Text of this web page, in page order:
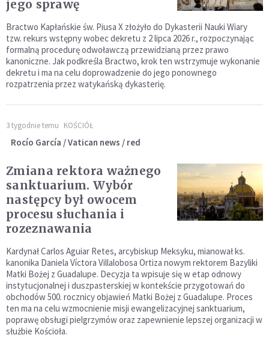
jego sprawę
Bractwo Kapłańskie św. Piusa X złożyło do Dykasterii Nauki Wiary
tzw. rekurs wstępny wobec dekretu z 2 lipca 2026 r., rozpoczynając
formalną procedurę odwoławczą przewidzianą przez prawo
kanoniczne. Jak podkreśla Bractwo, krok ten wstrzymuje wykonanie
dekretu i ma na celu doprowadzenie do jego ponownego
rozpatrzenia przez watykańską dykasterię.
3 tygodnie temu KOŚCIÓŁ
Rocío García / Vatican news / red
Zmiana rektora ważnego
sanktuarium. Wybór
następcy był owocem
procesu słuchania i
rozeznawania
Kardynał Carlos Aguiar Retes, arcybiskup Meksyku, mianował ks.
kanonika Daniela Víctora Villalobosa Ortiza nowym rektorem Bazyliki
Matki Bożej z Guadalupe. Decyzja ta wpisuje się w etap odnowy
instytucjonalnej i duszpasterskiej w kontekście przygotowań do
obchodów 500. rocznicy objawień Matki Bożej z Guadalupe. Proces
ten ma na celu wzmocnienie misji ewangelizacyjnej sanktuarium,
poprawę obsługi pielgrzymów oraz zapewnienie lepszej organizacji w
służbie Kościoła.